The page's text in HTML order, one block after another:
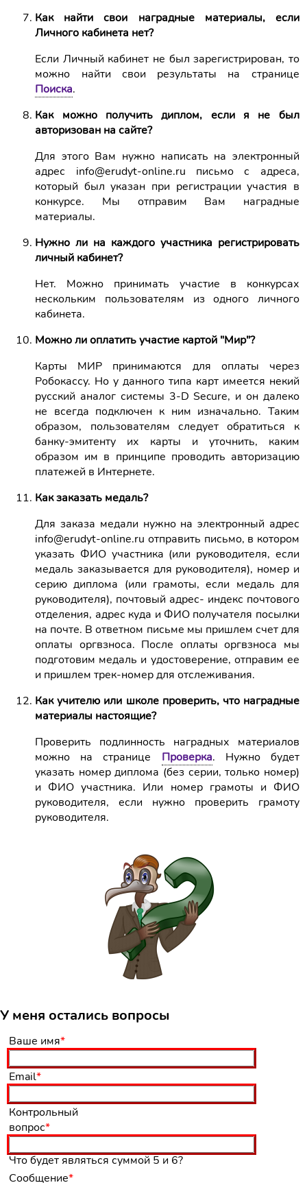
Как найти свои наградные материалы, если
Личного кабинета нет?
Если Личный кабинет не был зарегистрирован, то
можно найти свои результаты на странице
Поиска.
Как можно получить диплом, если я не был
авторизован на сайте?
Для этого Вам нужно написать на электронный
адрес info@erudyt-online.ru письмо с адреса,
который был указан при регистрации участия в
конкурсе. Мы отправим Вам наградные
материалы.
Нужно ли на каждого участника регистрировать
личный кабинет?
Нет. Можно принимать участие в конкурсах
нескольким пользователям из одного личного
кабинета.
Можно ли оплатить участие картой "Мир"?
Карты МИР принимаются для оплаты через
Робокассу. Но у данного типа карт имеется некий
русский аналог системы 3-D Secure, и он далеко
не всегда подключен к ним изначально. Таким
образом, пользователям следует обратиться к
банку-эмитенту их карты и уточнить, каким
образом им в принципе проводить авторизацию
платежей в Интернете.
Как заказать медаль?
Для заказа медали нужно на электронный адрес
info@erudyt-online.ru отправить письмо, в котором
указать ФИО участника (или руководителя, если
медаль заказывается для руководителя), номер и
серию диплома (или грамоты, если медаль для
руководителя), почтовый адрес- индекс почтового
отделения, адрес куда и ФИО получателя посылки
на почте. В ответном письме мы пришлем счет для
оплаты оргвзноса. После оплаты оргвзноса мы
подготовим медаль и удостоверение, отправим ее
и пришлем трек-номер для отслеживания.
Как учителю или школе проверить, что наградные
материалы настоящие?
Проверить подлинность наградных материалов
можно на странице Проверка. Нужно будет
указать номер диплома (без серии, только номер)
и ФИО участника. Или номер грамоты и ФИО
руководителя, если нужно проверить грамоту
руководителя.
У меня остались вопросы
Обязательное
поле
Ваше имя*
Обязательное
поле
Email*
Обязательное
поле
Контрольный
вопрос*
Что будет являться суммой 5 и 6?
Обязательное
Сообщение*